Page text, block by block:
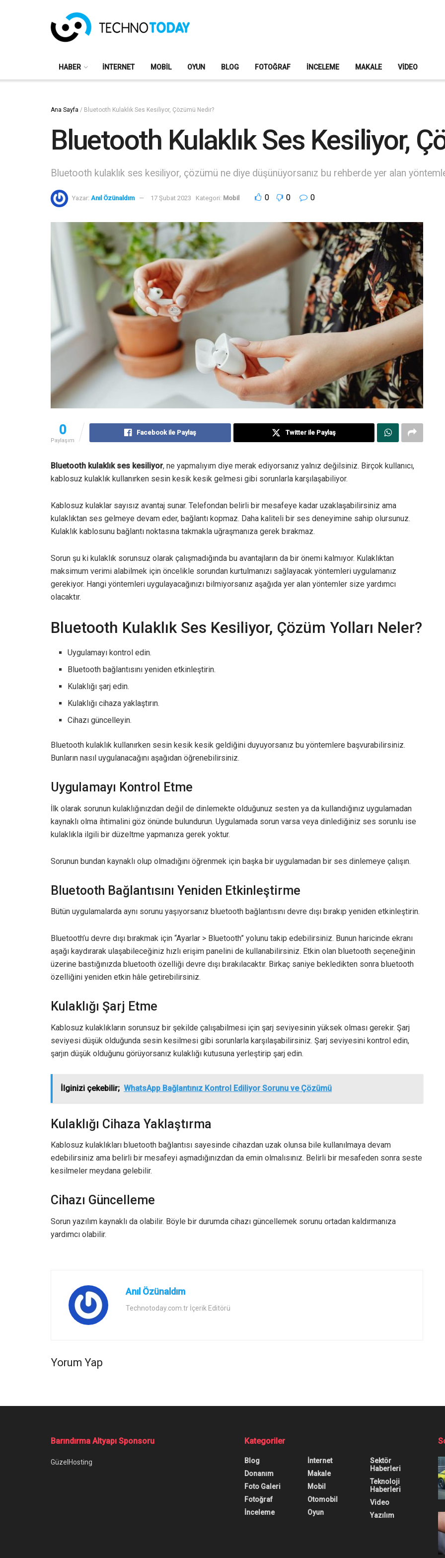
HABER İNTERNET MOBIL OYUN BLOG FOTOĞRAF İNCELEME MAKALE VIDEO
Ana Sayfa / Bluetooth Kulaklık Ses Kesiliyor, Çözümü Nedir?
Bluetooth Kulaklık Ses Kesiliyor,
Bluetooth kulaklık ses kesiliyor, çözümü ne diye düşünüyorsanız bu rehberde yer alan
Yazar: Anıl Özünaldım 17 Şubat 2023 Kategori: Mobil 0 0 0
0
Paylaşım
Facebook ile Paylaş Twitter ile Paylaş
Bluetooth kulaklık ses kesiliyor, ne yapmalıyım diye merak ediyorsanız yalnız değilsiniz. Birçok kullanıcı,
kablosuz kulaklık kullanırken sesin kesik kesik gelmesi gibi sorunlarla karşılaşabiliyor.
Kablosuz kulaklar sayısız avantaj sunar. Telefondan belirli bir mesafeye kadar uzaklaşabilirsiniz ama
kulaklıktan ses gelmeye devam eder, bağlantı kopmaz. Daha kaliteli bir ses deneyimine sahip olursunuz.
Kulaklık kablosunu bağlantı noktasına takmakla uğraşmanıza gerek bırakmaz.
Sorun şu ki kulaklık sorunsuz olarak çalışmadığında bu avantajların da bir önemi kalmıyor. Kulaklıktan
maksimum verimi alabilmek için öncelikle sorundan kurtulmanızı sağlayacak yöntemleri uygulamanız
gerekiyor. Hangi yöntemleri uygulayacağınızı bilmiyorsanız aşağıda yer alan yöntemler size yardımcı
olacaktır.
Bluetooth Kulaklık Ses Kesiliyor, Çözüm Yolları Neler?
Uygulamayı kontrol edin.
Bluetooth bağlantısını yeniden etkinleştirin.
Kulaklığı şarj edin.
Kulaklığı cihaza yaklaştırın.
Cihazı güncelleyin.
Bluetooth kulaklık kullanırken sesin kesik kesik geldiğini duyuyorsanız bu yöntemlere başvurabilirsiniz.
Bunların nasıl uygulanacağını aşağıdan öğrenebilirsiniz.
Uygulamayı Kontrol Etme
İlk olarak sorunun kulaklığınızdan değil de dinlemekte olduğunuz sesten ya da kullandığınız uygulamadan
kaynaklı olma ihtimalini göz önünde bulundurun. Uygulamada sorun varsa veya dinlediğiniz ses sorunlu ise
kulaklıkla ilgili bir düzeltme yapmanıza gerek yoktur.
Sorunun bundan kaynaklı olup olmadığını öğrenmek için başka bir uygulamadan bir ses dinlemeye çalışın.
Bluetooth Bağlantısını Yeniden Etkinleştirme
Bütün uygulamalarda aynı sorunu yaşıyorsanız bluetooth bağlantısını devre dışı bırakıp yeniden etkinleştirin.
Bluetooth’u devre dışı bırakmak için “Ayarlar > Bluetooth” yolunu takip edebilirsiniz. Bunun haricinde ekranı
aşağı kaydırarak ulaşabileceğiniz hızlı erişim panelini de kullanabilirsiniz. Etkin olan bluetooth seçeneğinin
üzerine bastığınızda bluetooth özelliği devre dışı bırakılacaktır. Birkaç saniye bekledikten sonra bluetooth
özelliğini yeniden etkin hâle getirebilirsiniz.
Kulaklığı Şarj Etme
Kablosuz kulaklıkların sorunsuz bir şekilde çalışabilmesi için şarj seviyesinin yüksek olması gerekir. Şarj
seviyesi düşük olduğunda sesin kesilmesi gibi sorunlarla karşılaşabilirsiniz. Şarj seviyesini kontrol edin,
şarjın düşük olduğunu görüyorsanız kulaklığı kutusuna yerleştirip şarj edin.
İlginizi çekebilir; WhatsApp Bağlantınız Kontrol Ediliyor Sorunu ve Çözümü
Kulaklığı Cihaza Yaklaştırma
Kablosuz kulaklıkları bluetooth bağlantısı sayesinde cihazdan uzak olunsa bile kullanılmaya devam
edebilirsiniz ama belirli bir mesafeyi aşmadığınızdan da emin olmalısınız. Belirli bir mesafeden sonra seste
kesilmeler meydana gelebilir.
Cihazı Güncelleme
Sorun yazılım kaynaklı da olabilir. Böyle bir durumda cihazı güncellemek sorunu ortadan kaldırmanıza
yardımcı olabilir.
Anıl Özünaldım
Technotoday.com.tr İçerik Editörü
Yorum Yap
Ana Sayfa/WhatsApp Profiline Bakanlar Nasıl Görülür?
WhatsApp Profiline Bakanlar
WhatsApp profiline bakanlar nasıl görülür diye merak ediyorsanız rehberi inceleyin, birkaç